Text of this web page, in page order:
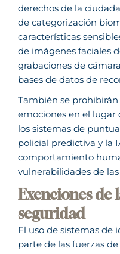
derechos de la
de categorización
características
de imágenes faciales
grabaciones de
bases de datos de
También se
emociones en el lugar
los sistemas de
policial predictiva y la
comportamiento
vulnerabilidades de
Exenciones de
seguridad
El uso de sistemas
parte de las fuerzas